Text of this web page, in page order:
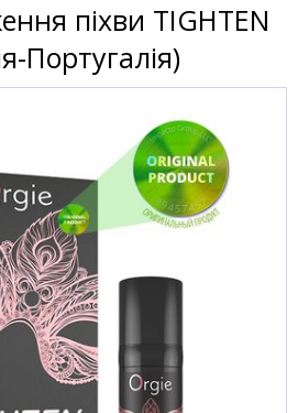
піхви TIGHTEN
Португалія)